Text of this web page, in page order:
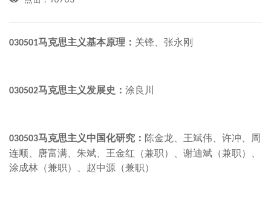
030501马克思主义基本原理： 关锋、张永刚
030502马克思主义发展史： 涂良川
030503马克思主义中国化研究： 陈金龙、王斌伟、许冲、周
连顺、唐富满、朱斌、王金红（兼职）、谢迪斌（兼职）、
涂成林（兼职）、赵中源（兼职）